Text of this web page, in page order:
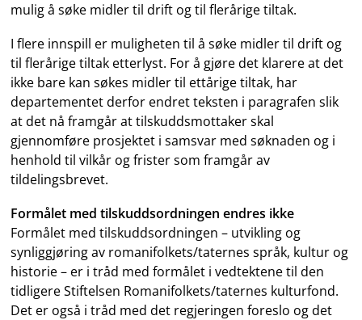
mulig å søke midler til drift og til flerårige tiltak.
I flere innspill er muligheten til å søke midler til drift og
til flerårige tiltak etterlyst. For å gjøre det klarere at det
ikke bare kan søkes midler til ettårige tiltak, har
departementet derfor endret teksten i paragrafen slik
at det nå framgår at tilskuddsmottaker skal
gjennomføre prosjektet i samsvar med søknaden og i
henhold til vilkår og frister som framgår av
tildelingsbrevet.
Formålet med tilskuddsordningen endres ikke
Formålet med tilskuddsordningen – utvikling og
synliggjøring av romanifolkets/taternes språk, kultur og
historie – er i tråd med formålet i vedtektene til den
tidligere Stiftelsen Romanifolkets/taternes kulturfond.
Det er også i tråd med det regjeringen foreslo og det